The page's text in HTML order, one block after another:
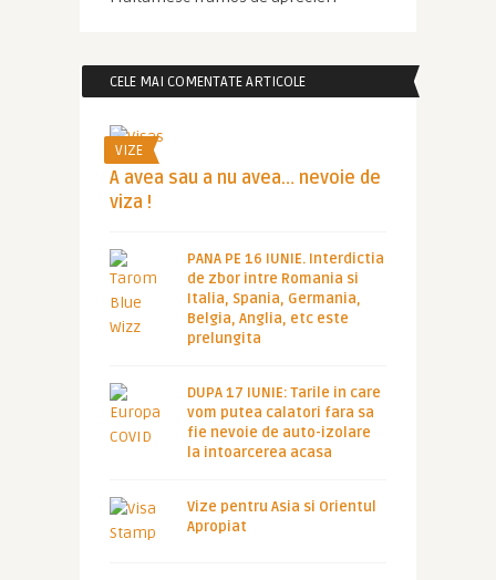
CELE MAI COMENTATE ARTICOLE
VIZE
A avea sau a nu avea… nevoie de
viza !
PANA PE 16 IUNIE. Interdictia
de zbor intre Romania si
Italia, Spania, Germania,
Belgia, Anglia, etc este
prelungita
DUPA 17 IUNIE: Tarile in care
vom putea calatori fara sa
fie nevoie de auto-izolare
la intoarcerea acasa
Vize pentru Asia si Orientul
Apropiat